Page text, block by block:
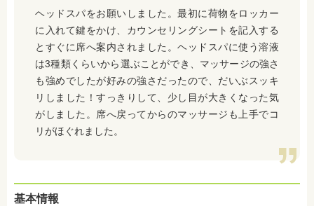
ヘッドスパをお願いしました。最初に荷物をロッカー
に入れて鍵をかけ、カウンセリングシートを記入する
とすぐに席へ案内されました。ヘッドスパに使う溶液
は3種類くらいから選ぶことができ、マッサージの強さ
も強めでしたが好みの強さだったので、だいぶスッキ
リしました！すっきりして、少し目が大きくなった気
がしました。席へ戻ってからのマッサージも上手でコ
リがほぐれました。
基本情報